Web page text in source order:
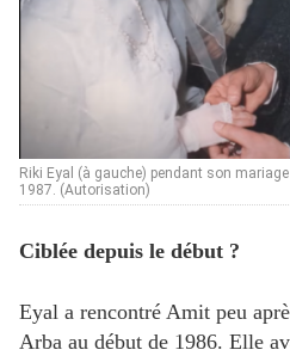
Riki Eyal (à gauche) pendant son
1987. (Autorisation)
Ciblée depuis le début ?
Eyal a rencontré Amit peu
Arba au début de 1986. Elle